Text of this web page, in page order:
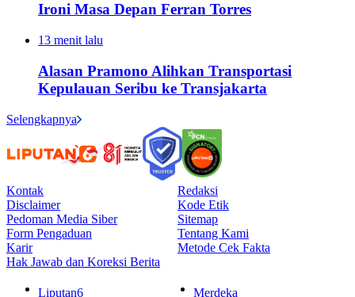
Ironi Masa Depan Ferran Torres
13 menit lalu
Alasan Pramono Alihkan Transportasi
Kepulauan Seribu ke Transjakarta
Selengkapnya
Kontak
Redaksi
Disclaimer
Kode Etik
Pedoman Media Siber
Sitemap
Form Pengaduan
Tentang Kami
Karir
Metode Cek Fakta
Hak Jawab dan Koreksi Berita
Liputan6 Merdeka